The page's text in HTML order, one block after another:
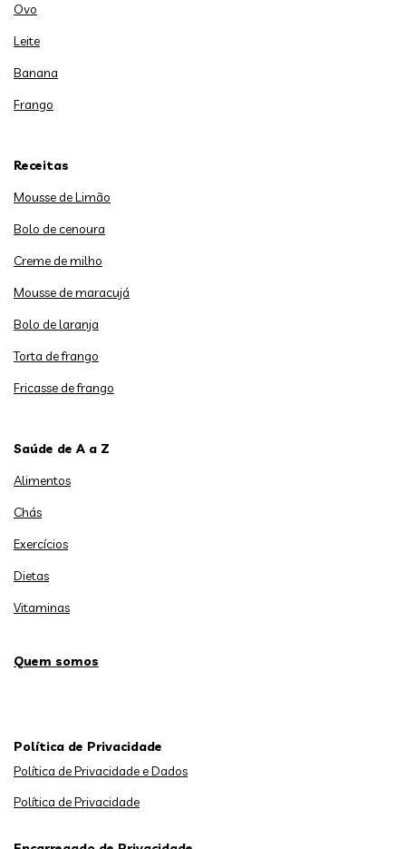
Ovo
Leite
Banana
Frango
Receitas
Mousse de Limão
Bolo de cenoura
Creme de milho
Mousse de maracujá
Bolo de laranja
Torta de frango
Fricasse de frango
Saúde de A a Z
Alimentos
Chás
Exercícios
Dietas
Vitaminas
Quem somos
Política de Privacidade
Política de Privacidade e Dados
Política de Privacidade